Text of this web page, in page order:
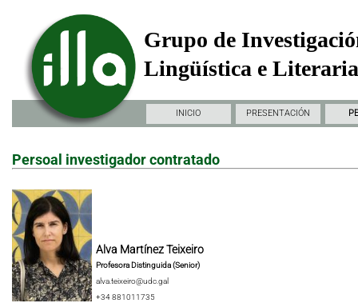
Grupo de
Lingüística e
INICIO PRESENTACIÓN
Persoal investigador contratado
Alva Martínez Teixeiro
Profesora Distinguida (Senior)
alva.teixeiro@udc.gal
+34 881011735